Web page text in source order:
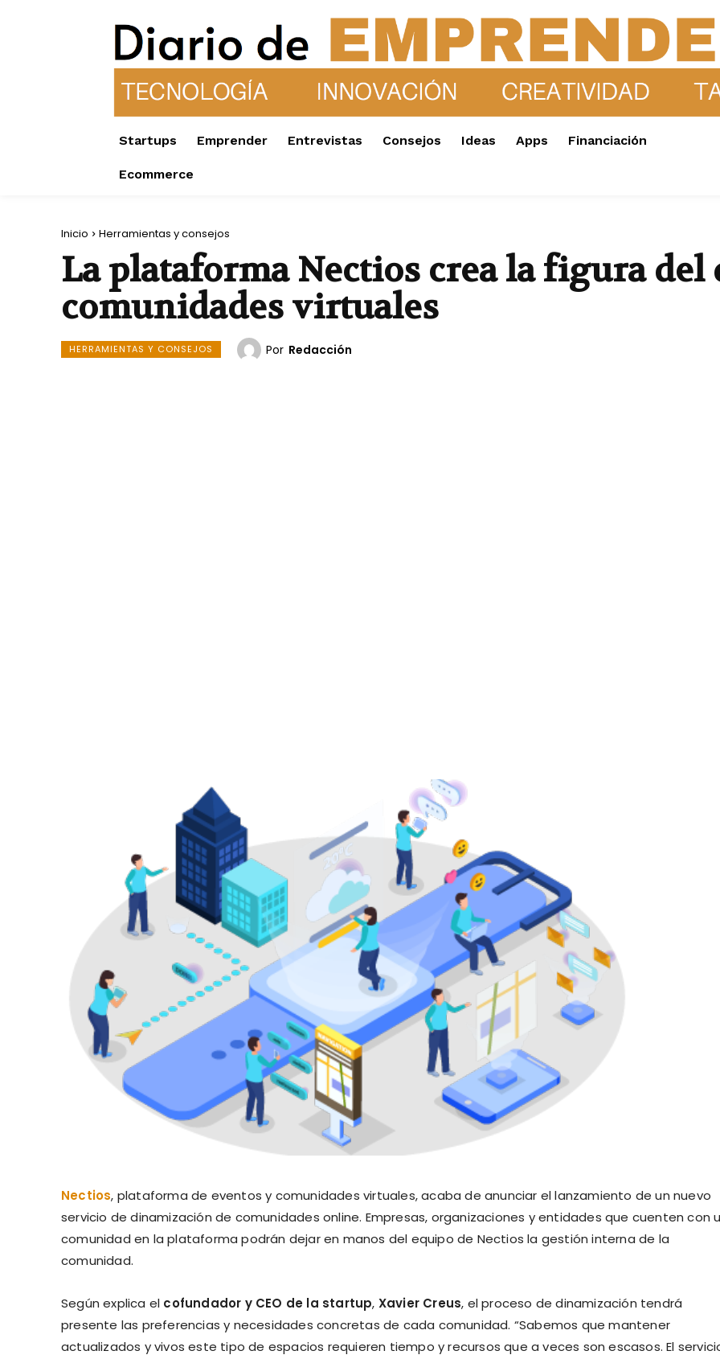
Startups Emprender Entrevistas Consejos Ideas Apps Financiación
Ecommerce
Inicio Herramientas y consejos
La plataforma Nectios crea la figura
comunidades virtuales
HERRAMIENTAS Y CONSEJOS Por Redacción
Nectios, plataforma de eventos y comunidades virtuales, acaba de anunciar el lanzamiento de un nuevo
servicio de dinamización de comunidades online. Empresas, organizaciones y entidades que cuenten con
comunidad en la plataforma podrán dejar en manos del equipo de Nectios la gestión interna de la
comunidad.
Según explica el cofundador y CEO de la startup, Xavier Creus, el proceso de dinamización tendrá
presente las preferencias y necesidades concretas de cada comunidad. “Sabemos que mantener
actualizados y vivos este tipo de espacios requieren tiempo y recursos que a veces son escasos. El